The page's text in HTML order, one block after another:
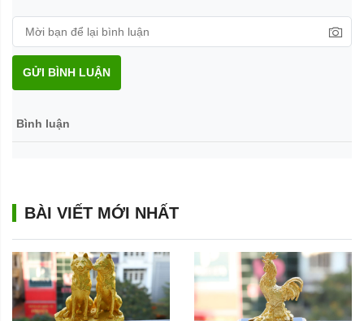
GỬI BÌNH LUẬN
Bình luận
BÀI VIẾT MỚI NHẤT